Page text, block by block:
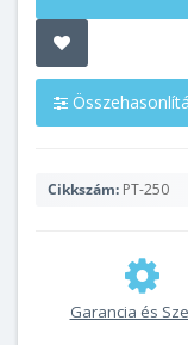
Cikkszám: PT-250
Garancia és